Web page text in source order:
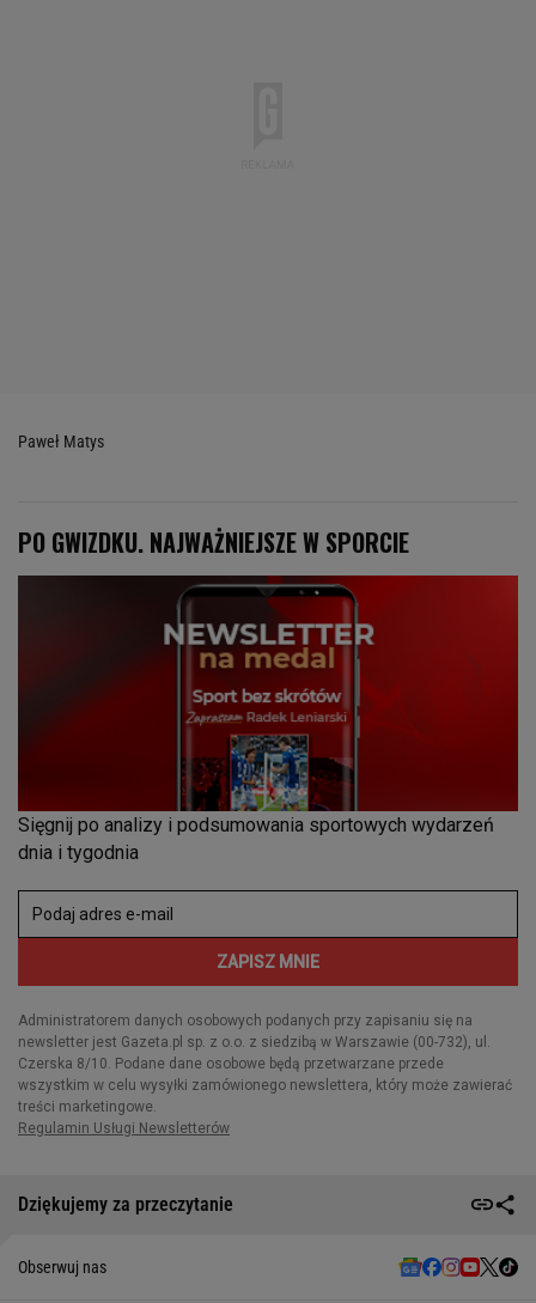
Paweł Matys
Dziękujemy za przeczytanie
Obserwuj nas